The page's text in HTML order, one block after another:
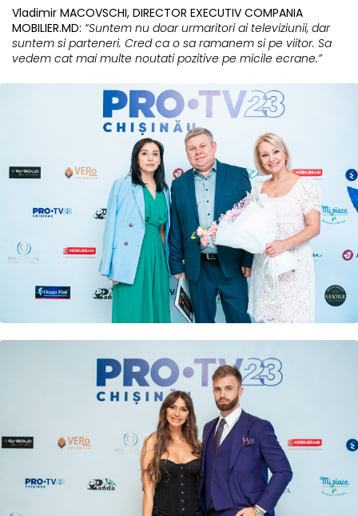
Vladimir MACOVSCHI, DIRECTOR EXECUTIV COMPANIA
MOBILIER.MD: “Suntem nu doar urmaritori ai televiziunii, dar
suntem si parteneri. Cred ca o sa ramanem si pe viitor. Sa
vedem cat mai multe noutati pozitive pe micile ecrane.”